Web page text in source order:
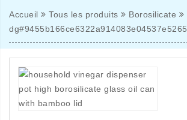
Accueil Tous les produits
Borosilicate
dg#9455b166ce6322a914083e04537e5265